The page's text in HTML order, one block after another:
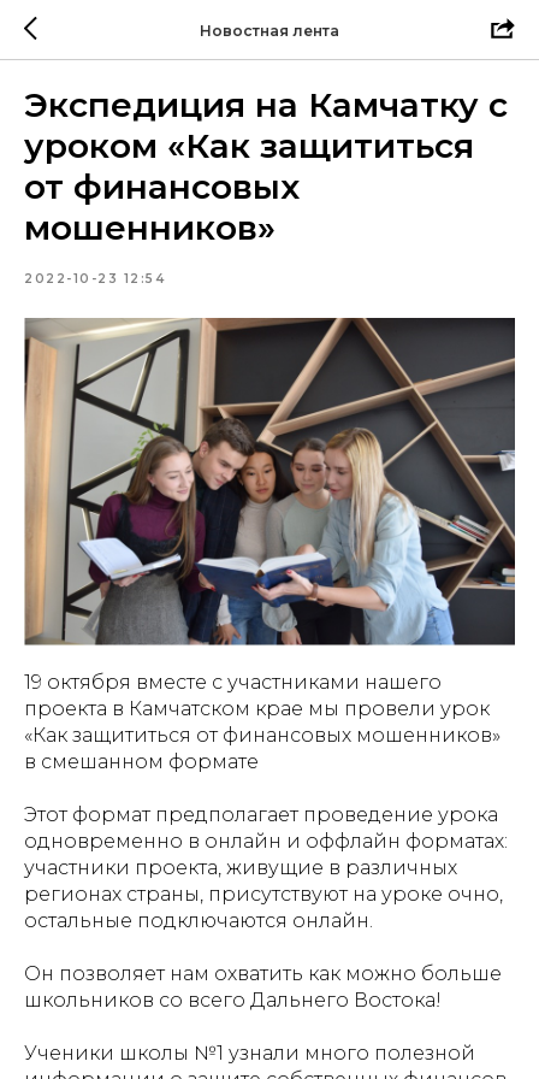
Новостная лента
Экспедиция на Камчатку с
уроком «Как защититься
от финансовых
мошенников»
2022-10-23 12:54
19 октября вместе с участниками нашего
проекта в Камчатском крае мы провели урок
«Как защититься от финансовых мошенников»
в смешанном формате
Этот формат предполагает проведение урока
одновременно в онлайн и оффлайн форматах:
участники проекта, живущие в различных
регионах страны, присутствуют на уроке очно,
остальные подключаются онлайн.
Он позволяет нам охватить как можно больше
школьников со всего Дальнего Востока!
Ученики школы №1 узнали много полезной